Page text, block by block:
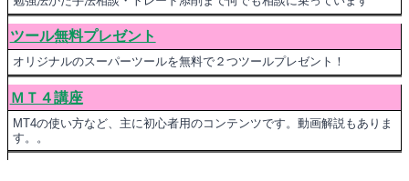
ツール無料プレゼント
オリジナルのスーパーツールを無料で２つツールプレゼント！
ＭＴ４講座
MT4の使い方など、主に初心者用のコンテンツです。動画解説もありま
す。。